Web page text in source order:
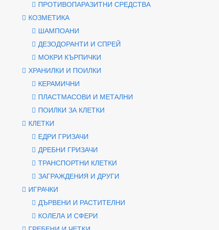
ПРОТИВОПАРАЗИТНИ СРЕДСТВА
КОЗМЕТИКА
ШАМПОАНИ
ДЕЗОДОРАНТИ И СПРЕЙ
МОКРИ КЪРПИЧКИ
ХРАНИЛКИ И ПОИЛКИ
КЕРАМИЧНИ
ПЛАСТМАСОВИ И МЕТАЛНИ
ПОИЛКИ ЗА КЛЕТКИ
КЛЕТКИ
ЕДРИ ГРИЗАЧИ
ДРЕБНИ ГРИЗАЧИ
ТРАНСПОРТНИ КЛЕТКИ
ЗАГРАЖДЕНИЯ И ДРУГИ
ИГРАЧКИ
ДЪРВЕНИ И РАСТИТЕЛНИ
КОЛЕЛА И СФЕРИ